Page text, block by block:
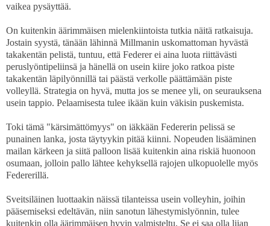
vaikea pysäyttää.
On kuitenkin äärimmäisen mielenkiintoista tutkia näitä ratkaisuja.
Jostain syystä, tänään lähinnä Millmanin uskomattoman hyvästä
takakentän pelistä, tuntuu, että Federer ei aina luota riittävästi
peruslyöntipeliinsä ja hänellä on usein kiire joko ratkoa piste
takakentän läpilyönnillä tai päästä verkolle päättämään piste
volleyllä. Strategia on hyvä, mutta jos se menee yli, on seurauksena
usein tappio. Pelaamisesta tulee ikään kuin väkisin puskemista.
Toki tämä "kärsimättömyys" on iäkkään Federerin pelissä se
punainen lanka, josta täytyykin pitää kiinni. Nopeuden lisääminen
mailan kärkeen ja siitä palloon lisää kuitenkin aina riskiä huonoon
osumaan, jolloin pallo lähtee kehyksellä rajojen ulkopuolelle myös
Federerillä.
Sveitsiläinen luottaakin näissä tilanteissa usein volleyhin, joihin
pääsemiseksi edeltävän, niin sanotun lähestymislyönnin, tulee
kuitenkin olla äärimmäisen hyvin valmisteltu. Se ei saa olla liian